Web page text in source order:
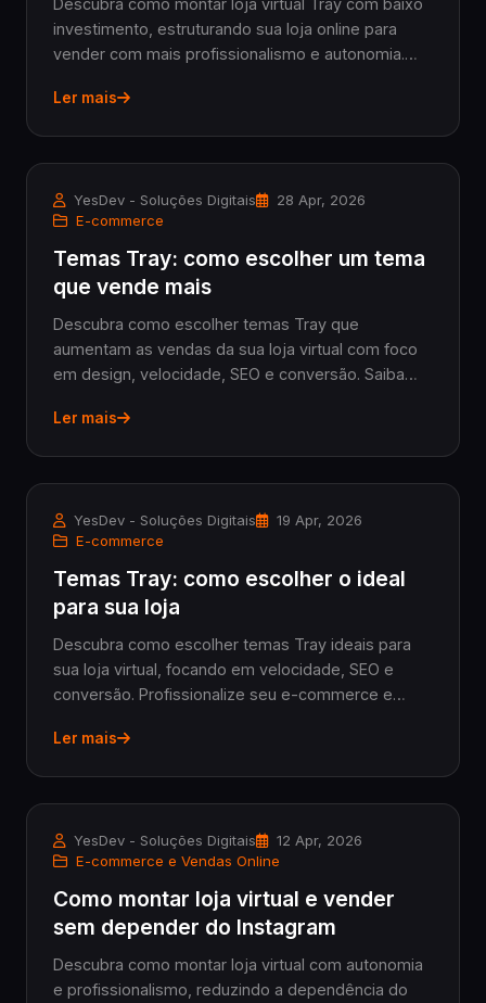
Descubra como montar loja virtual Tray com baixo
investimento, estruturando sua loja online para
vender com mais profissionalismo e autonomia.
na primeira loja virtual.
Ler mais
YesDev - Soluções Digitais
28 Apr, 2026
E-commerce
Temas Tray: como escolher um tema
que vende mais
Descubra como escolher temas Tray que
aumentam as vendas da sua loja virtual com foco
em design, velocidade, SEO e conversão. Saiba
pronto ou sob medida para profissionalizar seu e-
Ler mais
YesDev - Soluções Digitais
19 Apr, 2026
E-commerce
Temas Tray: como escolher o ideal
para sua loja
Descubra como escolher temas Tray ideais para
sua loja virtual, focando em velocidade, SEO e
conversão. Profissionalize seu e-commerce e
Ler mais
YesDev - Soluções Digitais
12 Apr, 2026
E-commerce e Vendas Online
Como montar loja virtual e vender
sem depender do Instagram
Descubra como montar loja virtual com autonomia
e profissionalismo, reduzindo a dependência do